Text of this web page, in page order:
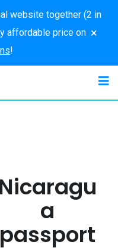
website together (2 in
affordable price on
!
×
Nicaragu
a
passport